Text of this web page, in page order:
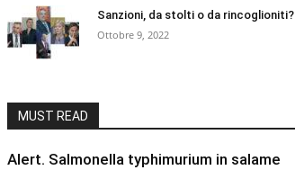
Sanzioni, da stolti o da rincoglioniti?
Ottobre 9, 2022
MUST READ
Alert. Salmonella typhimurium in salame